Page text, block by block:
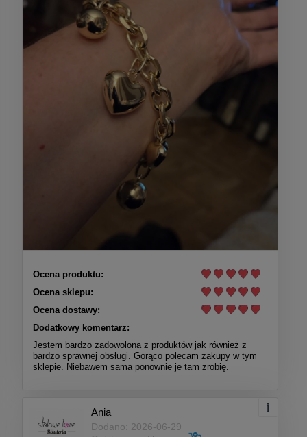
Ocena produktu:
Ocena sklepu:
Ocena dostawy:
Dodatkowy komentarz:
Jestem bardzo zadowolona z produktów jak również z
bardzo sprawnej obsługi. Gorąco polecam zakupy w tym
sklepie. Niebawem sama ponownie je tam zrobię.
Ania
Dodano: 2026-06-29